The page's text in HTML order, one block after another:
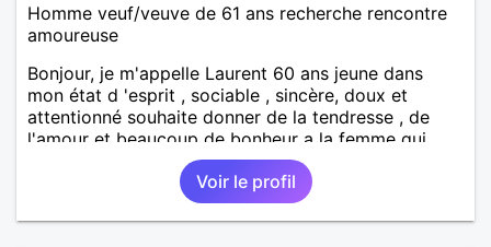
Homme veuf/veuve de 61 ans recherche rencontre
amoureuse
Bonjour, je m'appelle Laurent 60 ans jeune dans
mon état d 'esprit , sociable , sincère, doux et
attentionné souhaite donner de la tendresse , de
l'amour et beaucoup de bonheur a la femme qui
souhaitera partager ma vie . Bientôt en retraite a la
fin de l 'année et libre de toute contrainte. Digne de
confiance à la femme qui voudras m 'en accorder
en toute sincérité. Pour le reste venez me découvrir
Voir le profil